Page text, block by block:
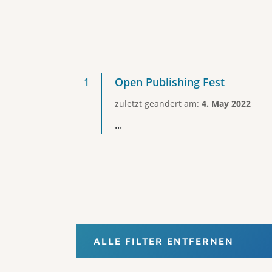
Open Publishing Fest
zuletzt geändert am: 4. May 2022
...
ALLE FILTER ENTFERNEN